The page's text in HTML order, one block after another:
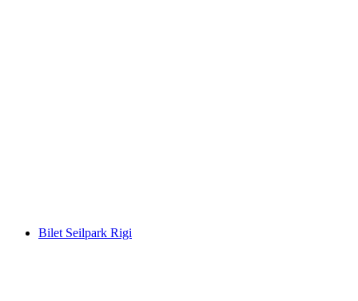
Bilet Seilpark Rigi